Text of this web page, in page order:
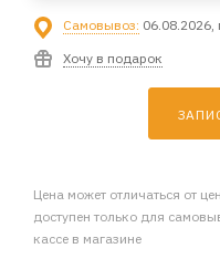
Самовывоз: 06.08.2026,
Хочу в подарок
Цена может отличаться от
доступен только для
кассе в магазине